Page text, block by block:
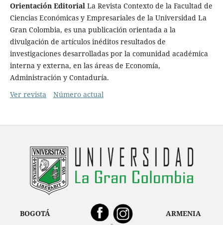
Orientación Editorial La Revista Contexto de la Facultad de
Ciencias Económicas y Empresariales de la Universidad La
Gran Colombia, es una publicación orientada a la
divulgación de artículos inéditos resultados de
investigaciones desarrolladas por la comunidad académica
interna y externa, en las áreas de Economía,
Administración y Contaduría.
Ver revista
Número actual
BOGOTÁ
ARMENIA